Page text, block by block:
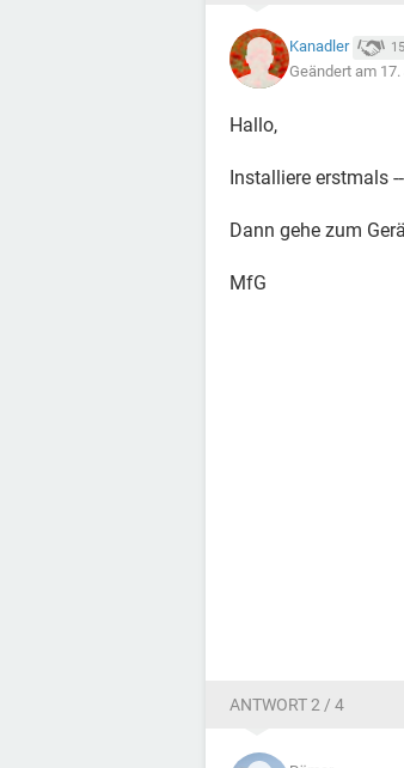
Kanadler
Geändert am
Hallo,
Installiere erstmals
Dann gehe zum
MfG
ANTWORT 2 / 4